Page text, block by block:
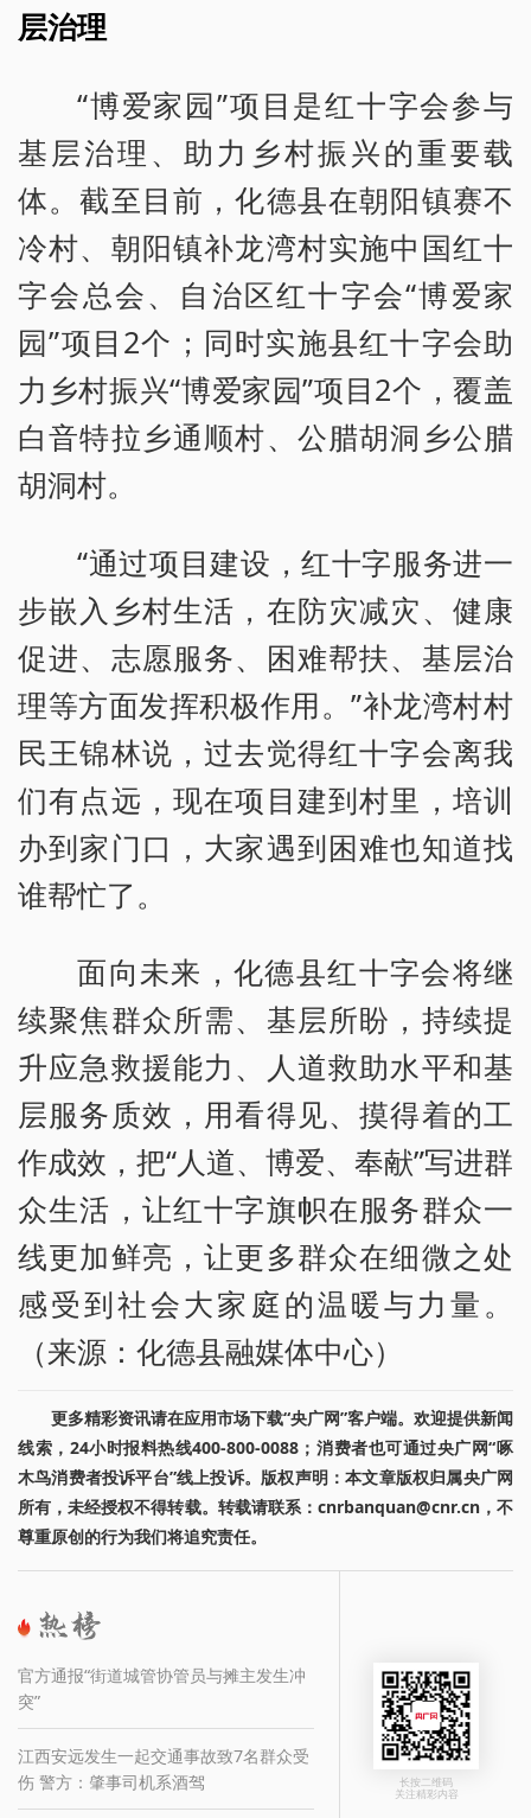
层治理
“博爱家园”项目是红十字会参与
基层治理、助力乡村振兴的重要载
体。截至目前，化德县在朝阳镇赛不
冷村、朝阳镇补龙湾村实施中国红十
字会总会、自治区红十字会“博爱家
园”项目2个；同时实施县红十字会助
力乡村振兴“博爱家园”项目2个，覆盖
白音特拉乡通顺村、公腊胡洞乡公腊
胡洞村。
“通过项目建设，红十字服务进一
步嵌入乡村生活，在防灾减灾、健康
促进、志愿服务、困难帮扶、基层治
理等方面发挥积极作用。”补龙湾村村
民王锦林说，过去觉得红十字会离我
们有点远，现在项目建到村里，培训
办到家门口，大家遇到困难也知道找
谁帮忙了。
面向未来，化德县红十字会将继
续聚焦群众所需、基层所盼，持续提
升应急救援能力、人道救助水平和基
层服务质效，用看得见、摸得着的工
作成效，把“人道、博爱、奉献”写进群
众生活，让红十字旗帜在服务群众一
线更加鲜亮，让更多群众在细微之处
感受到社会大家庭的温暖与力量。
（来源：化德县融媒体中心）
更多精彩资讯请在应用市场下载“央广网”客户端。欢迎提供新闻
线索，24小时报料热线400-800-0088；消费者也可通过央广网“啄
木鸟消费者投诉平台”线上投诉。版权声明：本文章版权归属央广网
所有，未经授权不得转载。转载请联系：cnrbanquan@cnr.cn，不
尊重原创的行为我们将追究责任。
官方通报“街道城管协管员与摊主发生冲
突”
江西安远发生一起交通事故致7名群众受
伤 警方：肇事司机系酒驾
长按二维码
关注精彩内容